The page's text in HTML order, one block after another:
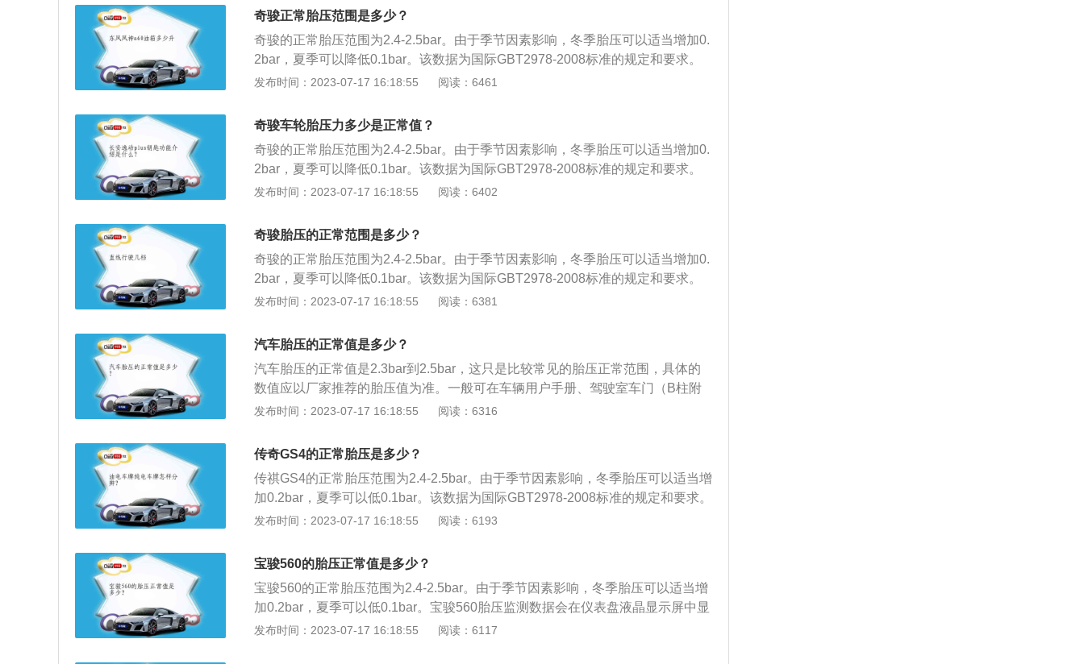
报警四类报警。只要出现这四种报警，请停车检查胎压。2、胎压过低：刹车距
离会相应变短，转弯时抓地力会更好。但低压会使车子更加耗油。行驶过程中，
胎压过低会让脆弱的轮胎侧壁不断地压缩再还原，容易让轮胎产生疲劳，加速升
温，一定温度时有可能引起爆胎。3、胎压过高：较为省油，打方向会感觉较
轻。但刹车距离会变长。因为胎压过高会使轮胎接地面积变小，附着力变差。且
奇骏正常胎压范围是多少？
奇骏的正常胎压范围为2.4-2.5bar。由于季节因素影响，冬季胎压可以适当增加0.
2bar，夏季可以降低0.1bar。该数据为国际GBT2978-2008标准的规定和要求。
日产奇骏有胎压监测报警系统，可以在仪表盘看到，需要在车辆行驶时胎压监测
议在长途行驶前对轮胎外观及胎压进行检查。一般来讲，胎压超过2.8bar就是过
高，胎压低于2.0bar就是过低。胎压过高的危害：轮胎的摩擦力、附着力会降
低，影响制动效果；导致方向盘震动、跑偏，使行驶的舒适性降低；加速轮胎胎
面中央的花纹局部磨损，使轮胎寿命下降；车身的震动变大，间接会影响到其他
零部件的寿命；会使轮胎帘线受到过度的伸张变形，胎体弹性下降，使汽车在行
造成方向盘很沉，易跑偏等不利驾乘安全的因素；使轮胎各部位的运动量增大，
过度的碾压造成轮胎的异常发热；使得帘线以及橡胶的功能降低，引发脱层或者
帘线折断与轮辋之间产生过度的摩擦造成胎圈部位损伤，异常磨损；轮胎与地面
可能导致爆胎。如果胎压监测指示灯亮（一个黄色的标志，一个不规则的圆圈，
因：轮胎胎压异常：一般低于1.8bar或者高于3.0bar就会报警。此时需要进行轮
胎检查和调整胎压。胎压监测没有复位：轮胎充气后，没有及时地进行胎压复
位，导致胎压监测系统中记录的还是原先的数据，胎压监测指示灯亮就会亮。此
时只要进行胎压复位即可。胎压传感器损坏：胎压传感器是用来监测轮胎胎压
传感器，也会导致胎压故障灯亮起。对于传感器的损坏问题，只能更换全新的配
件。
发布时间：2023-07-17 16:18:55 阅读：6461
奇骏车轮胎压力多少是正常值？
奇骏的正常胎压范围为2.4-2.5bar。由于季节因素影响，冬季胎压可以适当增加0.
2bar，夏季可以降低0.1bar。该数据为国际GBT2978-2008标准的规定和要求。
奇骏2.5L高配车型带有胎压监测报警系统，可以在仪表盘看到，在车辆行驶时，
胎压。一般来讲，胎压超过2.8bar就是过高，胎压低于2.0bar就是过低。 胎压过
高的危害：轮胎的摩擦力、附着力会降低，影响制动效果；导致方向盘震动、跑
偏，使行驶的舒适性降低；加速轮胎胎面中央的花纹局部磨损，使轮胎寿命下
降；车身的震动变大，间接会影响到其他零部件的寿命；会使轮胎帘线受到过度
的伸张变形，胎体弹性下降，使汽车在行驶中受到的负荷增大。 胎压过低的危
乘安全的因素；使轮胎各部位的运动量增大，过度的碾压造成轮胎的异常发热；
使得帘线以及橡胶的功能降低，引发脱层或者帘线折断与轮辋之间产生过度的摩
擦造成胎圈部位损伤，异常磨损；轮胎与地面的摩擦成倍增加，胎温急剧升高，
灯亮（一个黄色的标志，一个不规则的圆圈，上面没有印章，下面有四个小尖
或者⾼压3.0bar就会报警。此时需要进⾏轮胎检查和调整⽓压。胎压监测没有复
位：轮胎充气后，没有及时地进行胎压复位，导致胎压监测系统中记录的还是原
先的数据，胎压监测指示灯亮就会亮。此时只要进行胎压复位即可。胎压传感器
损坏：胎压传感器是用来监测轮胎胎压的，直接安装在轮胎内部，与轮胎充气口
传感器的损坏问题，只能更换全新的配件。
发布时间：2023-07-17 16:18:55 阅读：6402
奇骏胎压的正常范围是多少？
奇骏的正常胎压范围为2.4-2.5bar。由于季节因素影响，冬季胎压可以适当增加0.
2bar，夏季可以降低0.1bar。该数据为国际GBT2978-2008标准的规定和要求。
日产奇骏有胎压监测报警系统，可以在仪表盘看到，需要在车辆行驶时胎压监测
议在长途行驶前对轮胎外观及胎压进行检查。一般来讲，胎压超过2.8bar就是过
高，胎压低于2.0bar就是过低。胎压过高的危害：轮胎的摩擦力、附着力会降
低，影响制动效果；导致方向盘震动、跑偏，使行驶的舒适性降低；加速轮胎胎
面中央的花纹局部磨损，使轮胎寿命下降；车身的震动变大，间接会影响到其他
零部件的寿命；会使轮胎帘线受到过度的伸张变形，胎体弹性下降，使汽车在行
造成方向盘很沉，易跑偏等不利驾乘安全的因素；使轮胎各部位的运动量增大，
过度的碾压造成轮胎的异常发热；使得帘线以及橡胶的功能降低，引发脱层或者
帘线折断与轮辋之间产生过度的摩擦造成胎圈部位损伤，异常磨损；轮胎与地面
可能导致爆胎。如果胎压监测指示灯亮（一个黄色的标志，一个不规则的圆圈，
因：轮胎胎压异常：一般低于1.8bar或者高于3.0bar就会报警。此时需要进行轮
胎检查和调整胎压。胎压监测没有复位：轮胎充气后，没有及时地进行胎压复
位，导致胎压监测系统中记录的还是原先的数据，胎压监测指示灯亮就会亮。此
时只要进行胎压复位即可。胎压传感器损坏：胎压传感器是用来监测轮胎胎压
发布时间：2023-07-17 16:18:55 阅读：6381
汽车胎压的正常值是多少？
汽车胎压的正常值是2.3bar到2.5bar，这只是比较常见的胎压正常范围，具体的
数值应以厂家推荐的胎压值为准。一般可在车辆用户手册、驾驶室车门（B柱附
近）旁边的标签、辆驾驶座旁的抽屉、油箱盖小门、车门柱附近或油箱盖板、副
能正常行驶的关键，过高或者过低的胎压都将会对轮胎及行驶安全造成影响。
发布时间：2023-07-17 16:18:55 阅读：6316
传奇GS4的正常胎压是多少？
传祺GS4的正常胎压范围为2.4-2.5bar。由于季节因素影响，冬季胎压可以适当增
加0.2bar，夏季可以低0.1bar。该数据为国际GBT2978-2008标准的规定和要求。
传祺GS4只有豪华版和尊贵版车型上才配备了胎压监测，在仪表盘上按下set按键
作。低配型原车没有监测系统，需要自行加装。一般来讲，胎压超过2.8bar就是
过高，胎压低于2.0bar就是过低。胎压过高的危害：轮胎的摩擦力、附着力会降
低，影响制动效果；导致方向盘震动、跑偏，使行驶的舒适性降低；加速轮胎胎
面中央的花纹局部磨损，使轮胎寿命下降；车身的震动变大，间接会影响到其他
零部件的寿命；会使轮胎帘线受到过度的伸张变形，胎体弹性下降，使汽车在行
发布时间：2023-07-17 16:18:55 阅读：6193
宝骏560的胎压正常值是多少？
宝骏560的正常胎压范围为2.4-2.5bar。由于季节因素影响，冬季胎压可以适当增
加0.2bar，夏季可以低0.1bar。宝骏560胎压监测数据会在仪表盘液晶显示屏中显
示。驾驶员通过旋转仪表盘上的旋钮左右切换可以调到胎压监测系统的显示页
发布时间：2023-07-17 16:18:55 阅读：6117